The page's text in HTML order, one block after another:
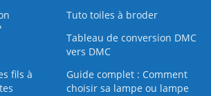
Tuto toiles à broder
Tableau de conversion DMC
vers DMC
fils à
Guide complet : Comment
choisir sa lampe ou lampe